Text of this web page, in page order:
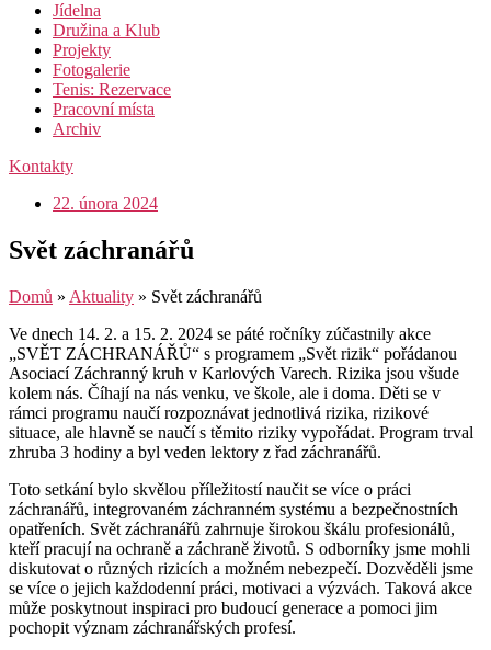
Jídelna
Družina a Klub
Projekty
Fotogalerie
Tenis: Rezervace
Pracovní místa
Archiv
Kontakty
22. února 2024
Svět záchranářů
Domů » Aktuality » Svět záchranářů
Ve dnech 14. 2. a 15. 2. 2024 se páté ročníky zúčastnily akce
„SVĚT ZÁCHRANÁŘŮ“ s programem „Svět rizik“ pořádanou
Asociací Záchranný kruh v Karlových Varech. Rizika jsou všude
kolem nás. Číhají na nás venku, ve škole, ale i doma. Děti se v
rámci programu naučí rozpoznávat jednotlivá rizika, rizikové
situace, ale hlavně se naučí s těmito riziky vypořádat. Program trval
zhruba 3 hodiny a byl veden lektory z řad záchranářů.
Toto setkání bylo skvělou příležitostí naučit se více o práci
záchranářů, integrovaném záchranném systému a bezpečnostních
opatřeních. Svět záchranářů zahrnuje širokou škálu profesionálů,
kteří pracují na ochraně a záchraně životů. S odborníky jsme mohli
diskutovat o různých rizicích a možném nebezpečí. Dozvěděli jsme
se více o jejich každodenní práci, motivaci a výzvách. Taková akce
může poskytnout inspiraci pro budoucí generace a pomoci jim
pochopit význam záchranářských profesí.